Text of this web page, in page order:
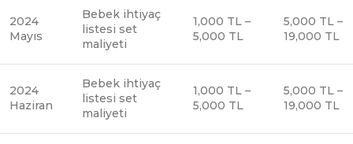
2024
Mayıs
Bebek ihtiyaç
listesi set
maliyeti
1,000 TL –
5,000 TL
5,000 TL –
19,000 TL
2024
Haziran
Bebek ihtiyaç
listesi set
maliyeti
1,000 TL –
5,000 TL
5,000 TL –
19,000 TL